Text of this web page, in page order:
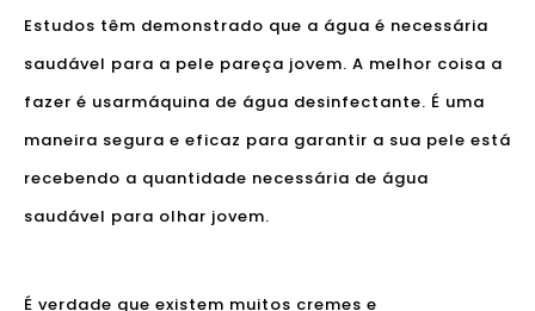
Estudos têm demonstrado que a água é necessária
saudável para a pele pareça jovem. A melhor coisa a
fazer é usarmáquina de água desinfectante. É uma
maneira segura e eficaz para garantir a sua pele está
recebendo a quantidade necessária de água
saudável para olhar jovem.
É verdade que existem muitos cremes e